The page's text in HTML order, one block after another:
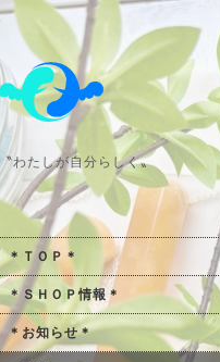
〝わたしが自分らしく〟
＊ＴＯＰ＊
＊ＳＨＯＰ情報＊
＊お知らせ＊